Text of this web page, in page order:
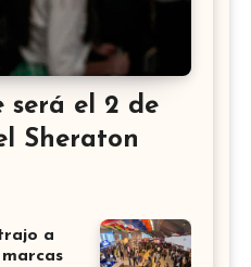
será el 2 de
Sheraton
a